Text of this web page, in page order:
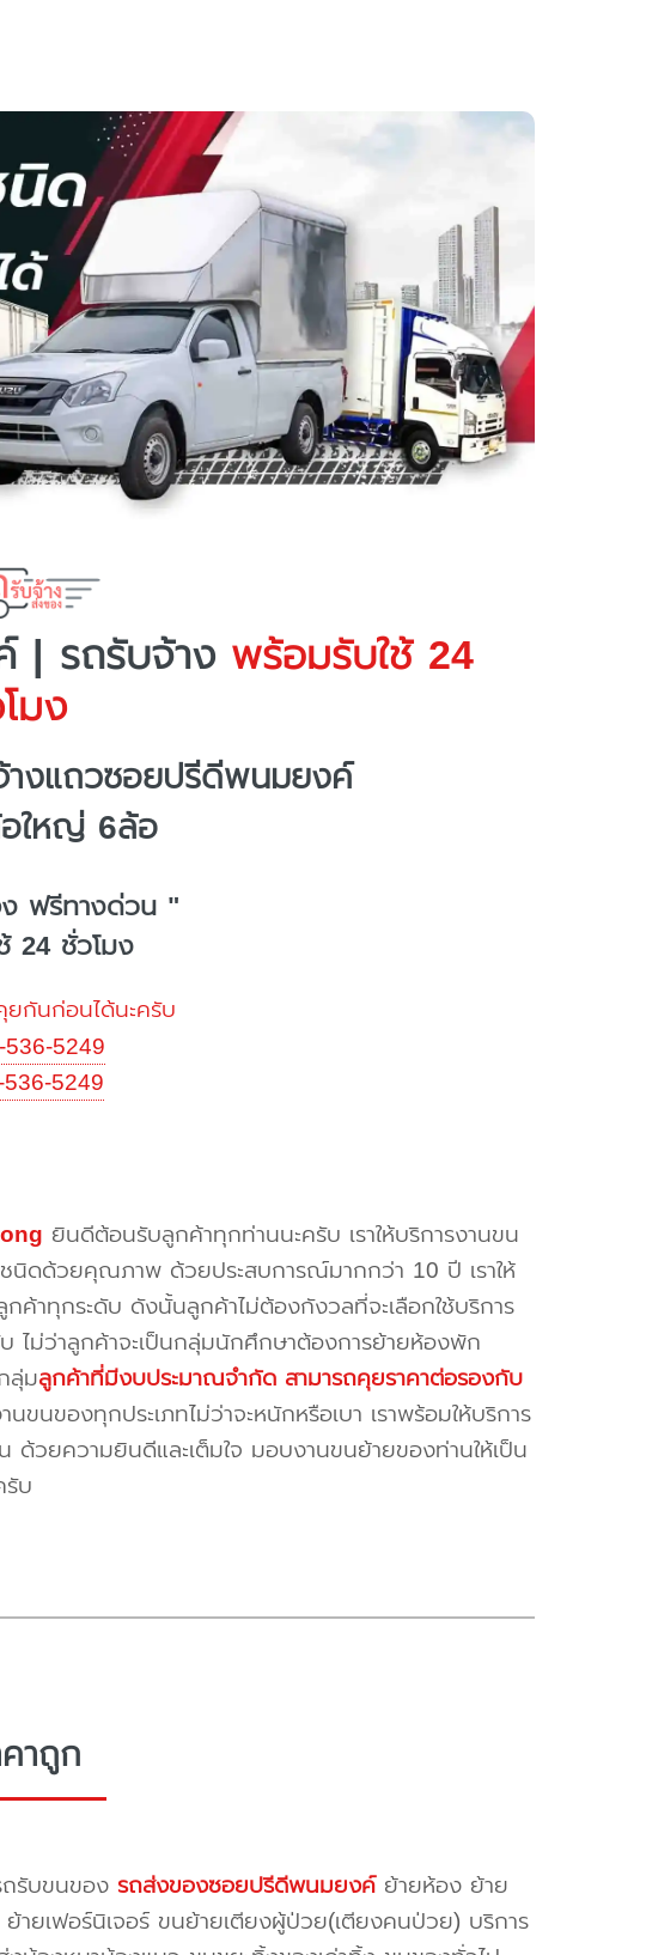
| รถรับจ้าง พร้อมรับใช้ 24
มง
างแถวซอยปรีดีพนมยงค์
อใหญ่ 6ล้อ
ฟรีทางด่วน "
24 ชั่วโมง
ยกันก่อนได้นะครับ
5249
5249
ยินดีต้อนรับลูกค้าทุกท่านนะครับ เราให้บริการงานขน
นิดด้วยคุณภาพ ด้วยประสบการณ์มากกว่า 10 ปี เราให้
ค้าทุกระดับ ดังนั้นลูกค้าไม่ต้องกังวลที่จะเลือกใช้บริการ
บ ไม่ว่าลูกค้าจะเป็นกลุ่มนักศึกษาต้องการย้ายห้องพัก
ลุ่มลูกค้าที่มีงบประมาณจำกัด สามารถคุยราคาต่อรองกับ
ขนของทุกประเภทไม่ว่าจะหนักหรือเบา เราพร้อมให้บริการ
ด้วยความยินดีและเต็มใจ มอบงานขนย้ายของท่านให้เป็น
รับ
าถูก
รับขนของ รถส่งของซอยปรีดีพนมยงค์ย้ายห้อง ย้าย
ยเฟอร์นิเจอร์ ขนย้ายเตียงผู้ป่วย(เตียงคนป่วย) บริการ